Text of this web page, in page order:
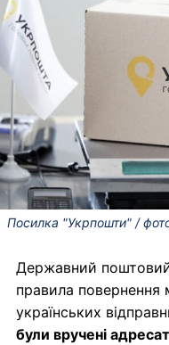
Посилка "Укрпошти" /
Державний
правила повернення
українських
були вручені